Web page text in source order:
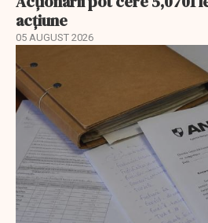
acțiune
05 AUGUST 2026